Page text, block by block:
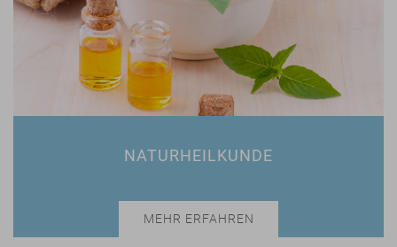
NATURHEILKUNDE
MEHR ERFAHREN